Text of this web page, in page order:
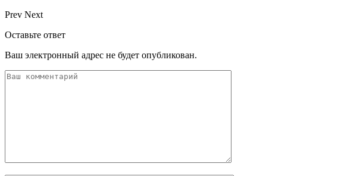
Prev Next
Оставьте ответ
Ваш электронный адрес не будет опубликован.